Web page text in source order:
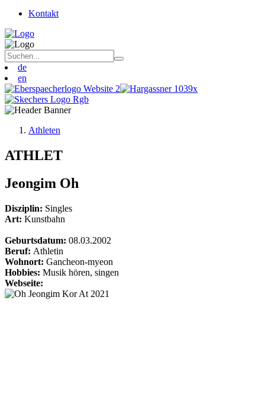
Kontakt
de
en
Athleten
ATHLET
Jeongim Oh
Disziplin: Singles
Art: Kunstbahn
Geburtsdatum: 08.03.2002
Beruf: Athletin
Wohnort: Gancheon-myeon
Hobbies: Musik hören, singen
Webseite: